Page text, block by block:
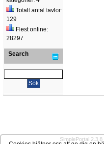
Totalt antal tavlor:
129
Flest online:
28297
Search
SimplePortal